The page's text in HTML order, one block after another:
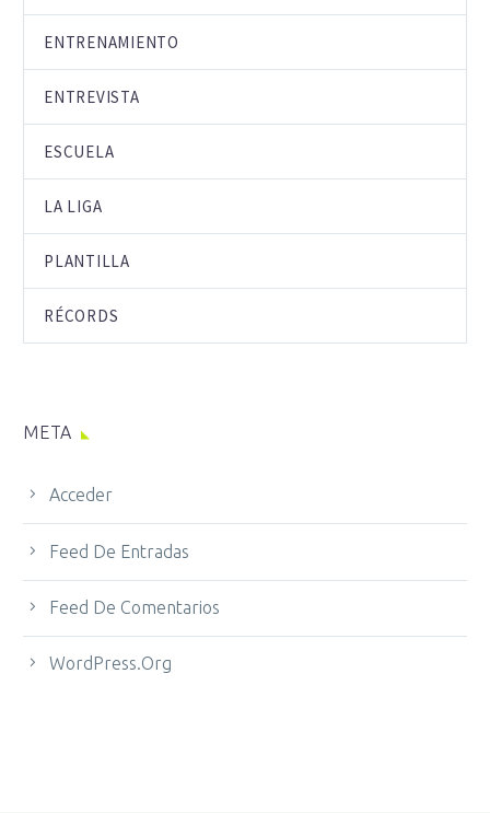
ENTRENAMIENTO
ENTREVISTA
ESCUELA
LA LIGA
PLANTILLA
RÉCORDS
META
Acceder
Feed De Entradas
Feed De Comentarios
WordPress.org